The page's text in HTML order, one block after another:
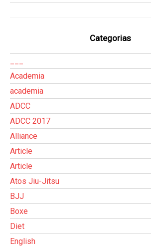
Categorias
Academia
academia
ADCC
ADCC 2017
Alliance
Article
Article
Atos Jiu-Jitsu
BJJ
Boxe
Diet
English